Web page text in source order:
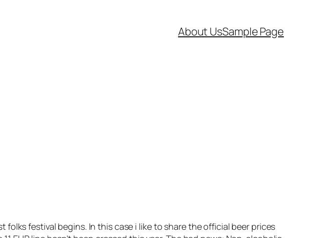
About UsSample Page
folks festival begins. In this case i like to share the official beer prices